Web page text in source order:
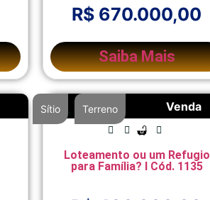
R$ 670.000,00
Saiba Mais
Venda
Sítio , Terreno
Loteamento ou um Refugio
para Família? I Cód. 1135